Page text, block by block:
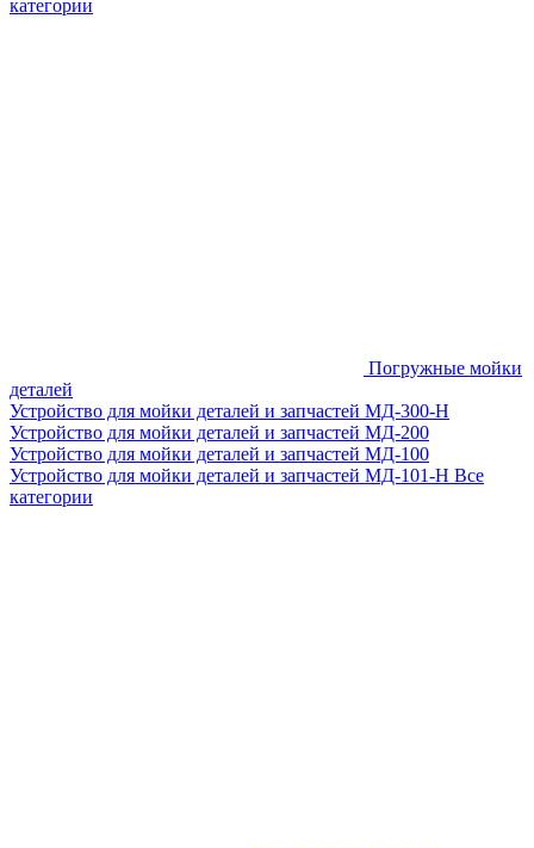
категории
Погружные мойки
деталей
Устройство для мойки деталей и запчастей МД-300-H
Устройство для мойки деталей и запчастей МД-200
Устройство для мойки деталей и запчастей МД-100
Устройство для мойки деталей и запчастей МД-101-Н Все
категории